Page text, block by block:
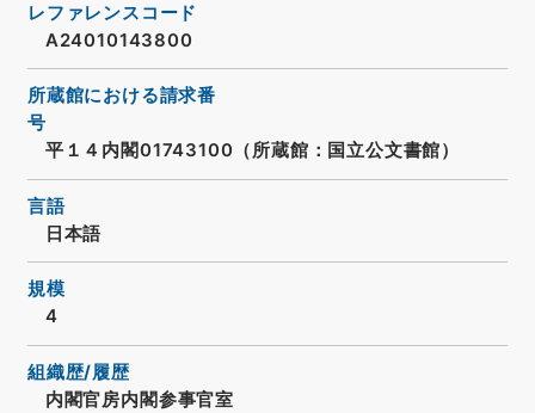
レファレンスコード
A24010143800
所蔵館における請求番
号
平１４内閣01743100（所蔵館：国立公文書館）
言語
日本語
規模
4
組織歴/履歴
内閣官房内閣参事官室